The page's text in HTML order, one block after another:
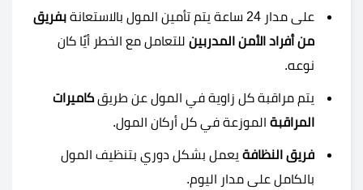
على مدار 24 ساعة يتم تأمين المول بالاستعانة
بفريق
من أفراد الأمن المدربين للتعامل مع الخطر أيًا كان
نوعه.
يتم مراقبة كل زاوية في المول عن طريق كاميرات
المراقبة الموزعة في كل أركان المول.
فريق النظافة يعمل بشكل دوري بتنظيف المول
بالكامل على مدار اليوم.